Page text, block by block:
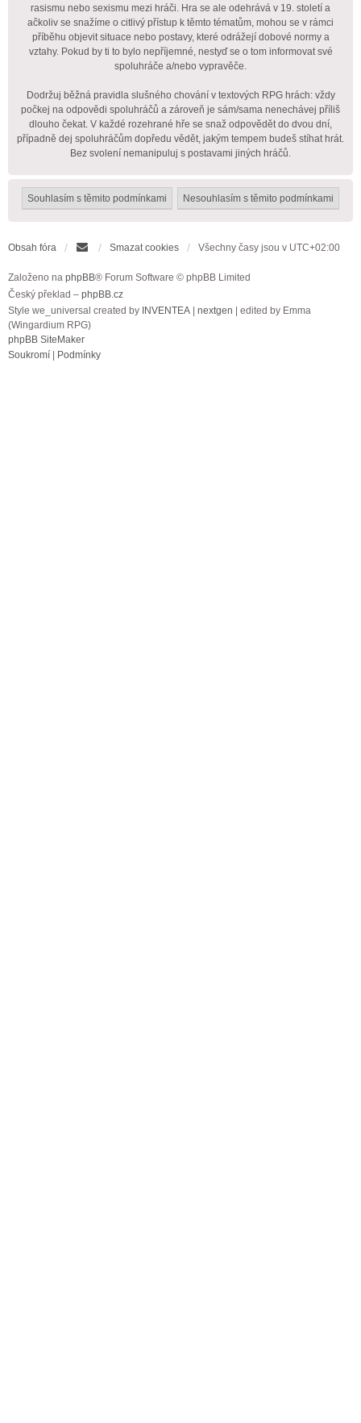
rasismu nebo sexismu mezi hráči. Hra se ale odehrává v 19. století a
ačkoliv se snažíme o citlivý přístup k těmto tématům, mohou se v rámci
příběhu objevit situace nebo postavy, které odrážejí dobové normy a
vztahy. Pokud by ti to bylo nepříjemné, nestyď se o tom informovat své
spoluhráče a/nebo vypravěče.
Dodržuj běžná pravidla slušného chování v textových RPG hrách: vždy
počkej na odpovědi spoluhráčů a zároveň je sám/sama nenechávej příliš
dlouho čekat. V každé rozehrané hře se snaž odpovědět do dvou dní,
případně dej spoluhráčům dopředu vědět, jakým tempem budeš stíhat hrát.
Bez svolení nemanipuluj s postavami jiných hráčů.
Obsah fóra Smazat cookies Všechny časy jsou v UTC+02:00
Založeno na phpBB® Forum Software © phpBB Limited
Český překlad – phpBB.cz
Style we_universal created by INVENTEA nextgen | edited by Emma
(Wingardium RPG)
phpBB SiteMaker
Soukromí
Podmínky